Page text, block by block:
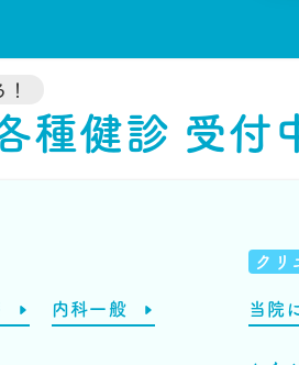
種健診 受付
内科一般
クリ
当院